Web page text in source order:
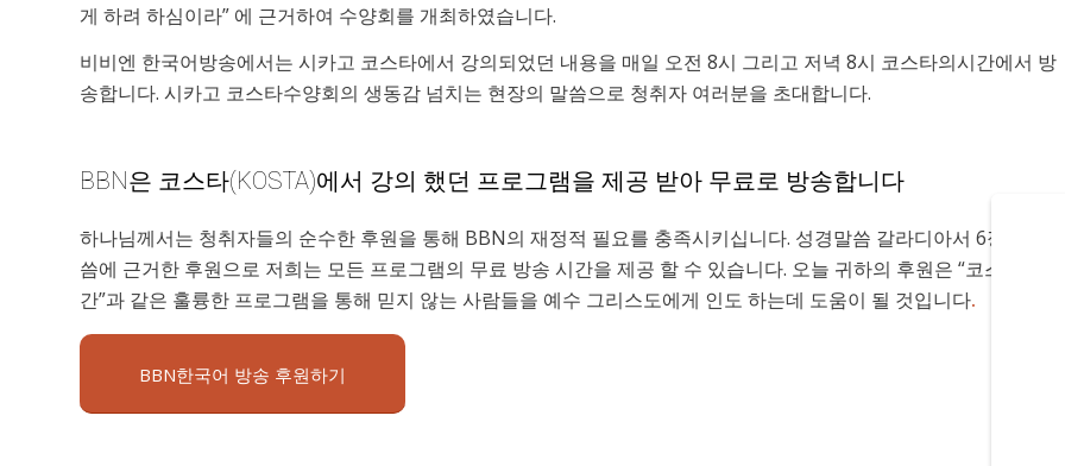
게 하려 하심이라” 에 근거하여 수양회를 개최하였습니다.
비비엔 한국어방송에서는 시카고 코스타에서 강의되었던 내용을 매일 오전 8시 그리고 저녁 8시 코스타의시간에서 방
송합니다. 시카고 코스타수양회의 생동감 넘치는 현장의 말씀으로 청취자 여러분을 초대합니다.
BBN은 코스타(KOSTA)에서 강의 했던 프로그램을 제공 받아 무료로 방송합니다
하나님께서는 청취자들의 순수한 후원을 통해 BBN의 재정적 필요를 충족시키십니다. 성경말씀 갈라디아서 6장 6절 말
씀에 근거한 후원으로 저희는 모든 프로그램의 무료 방송 시간을 제공 할 수 있습니다. 오늘 귀하의 후원은 “코스타의 시
간”과 같은 훌륭한 프로그램을 통해 믿지 않는 사람들을 예수 그리스도에게 인도 하는데 도움이 될 것입니다.
BBN한국어 방송 후원하기